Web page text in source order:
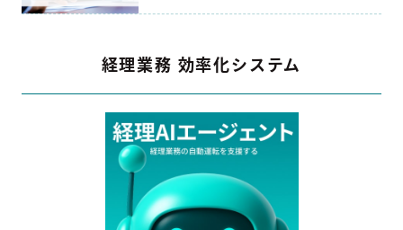
経理業務 効率化システム